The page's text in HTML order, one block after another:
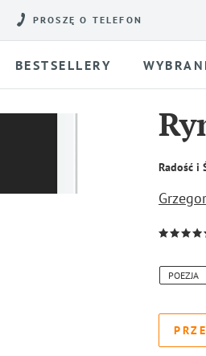
PROSZĘ O TELEFON
BESTSELLERY
Radość i
POEZJA